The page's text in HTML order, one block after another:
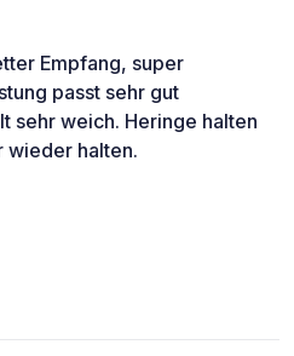
Empfang, super
passt sehr gut
sehr weich. Heringe halten
wieder halten.